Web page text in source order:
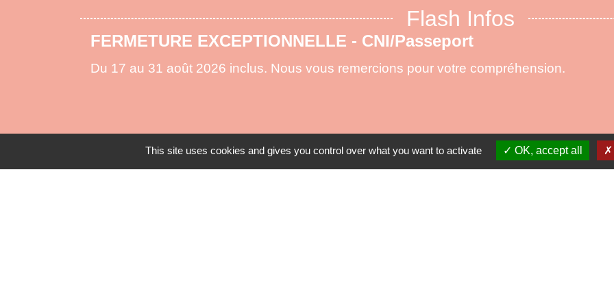
Flash Infos
ARRÊTÉ PRÉFECTORAL FEUX DE FORÊTS maj 15.07.2026
La préfecture vous informe de la règlementation concernant la circulation en forêt
This site uses cookies and gives you control over what you want to activate OK, accept all